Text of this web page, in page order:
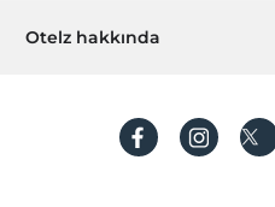
Açık Yüzme Havuzu
Temizlik Hizmetleri
Günlük temizlik hizmeti
Sıkça sorulan sorular
Hesap oluştur
Hemen tesisinizi ekleyin
Otelz hakkında